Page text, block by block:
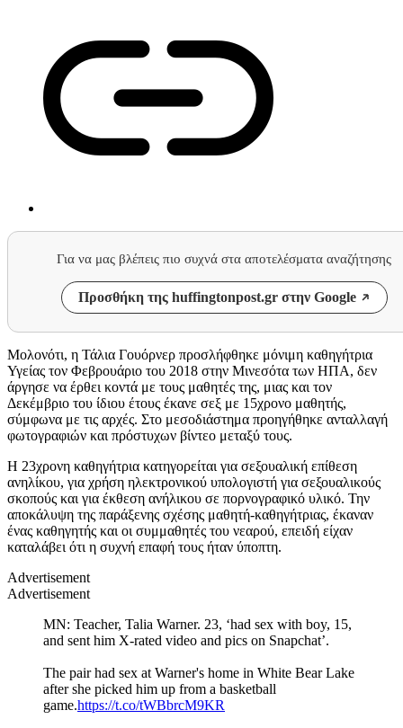
Για να μας βλέπεις πιο συχνά στα αποτελέσματα αναζήτησης
Προσθήκη της huffingtonpost.gr στην Google
Μολονότι, η Τάλια Γουόρνερ προσλήφθηκε μόνιμη καθηγήτρια
Υγείας τον Φεβρουάριο του 2018 στην Μινεσότα των ΗΠΑ, δεν
άργησε να έρθει κοντά με τους μαθητές της, μιας και τον
Δεκέμβριο του ίδιου έτους έκανε σεξ με 15χρονο μαθητής,
σύμφωνα με τις αρχές. Στο μεσοδιάστημα προηγήθηκε ανταλλαγή
φωτογραφιών και πρόστυχων βίντεο μεταξύ τους.
Η 23χρονη καθηγήτρια κατηγορείται για σεξουαλική επίθεση
ανηλίκου, για χρήση ηλεκτρονικού υπολογιστή για σεξουαλικούς
σκοπούς και για έκθεση ανήλικου σε πορνογραφικό υλικό. Την
αποκάλυψη της παράξενης σχέσης μαθητή-καθηγήτριας, έκαναν
ένας καθηγητής και οι συμμαθητές του νεαρού, επειδή είχαν
καταλάβει ότι η συχνή επαφή τους ήταν ύποπτη.
Advertisement
Advertisement
MN: Teacher, Talia Warner. 23, ‘had sex with boy, 15,
and sent him X-rated video and pics on Snapchat’.
The pair had sex at Warner's home in White Bear Lake
after she picked him up from a basketball
game.https://t.co/tWBbrcM9KR